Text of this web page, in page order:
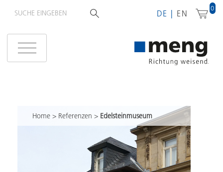
DE EN
0
Home > Referenzen > Edelsteinmuseum